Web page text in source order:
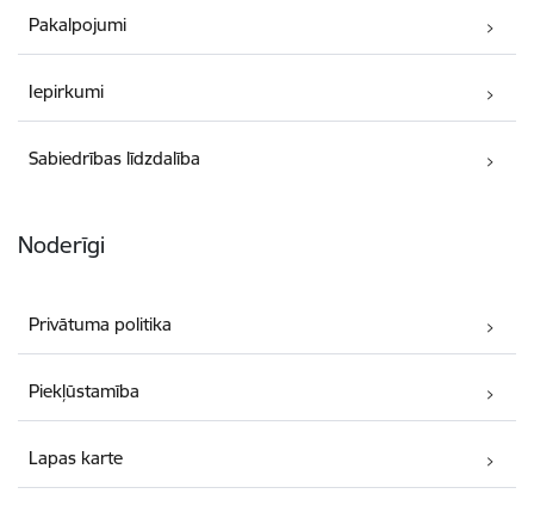
Pakalpojumi
Iepirkumi
Sabiedrības līdzdalība
Noderīgi
Privātuma politika
Piekļūstamība
Lapas karte